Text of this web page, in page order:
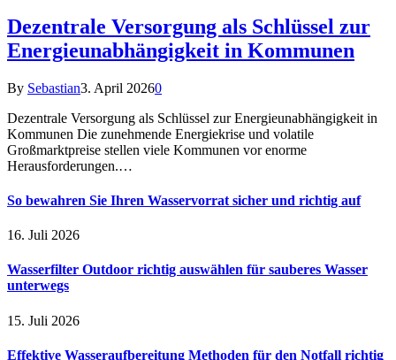
Dezentrale Versorgung als Schlüssel zur
Energieunabhängigkeit in Kommunen
By Sebastian3. April 20260
Dezentrale Versorgung als Schlüssel zur Energieunabhängigkeit in
Kommunen Die zunehmende Energiekrise und volatile
Großmarktpreise stellen viele Kommunen vor enorme
Herausforderungen.…
So bewahren Sie Ihren Wasservorrat sicher und richtig auf
16. Juli 2026
Wasserfilter Outdoor richtig auswählen für sauberes Wasser
unterwegs
15. Juli 2026
Effektive Wasseraufbereitung Methoden für den Notfall richtig